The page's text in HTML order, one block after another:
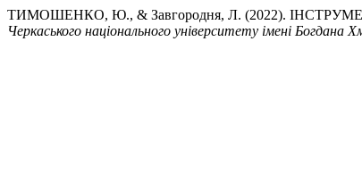
ТИМОШЕНКО, Ю., & Завгородня, Л. (2022).
Черкаського національного університету імені Богдана